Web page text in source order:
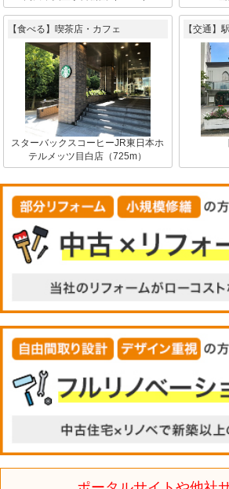
【食べる】喫茶店・カフェ
スターバックスコーヒーJR東日本ホ
テルメッツ目白店（725m）
【交通】駅